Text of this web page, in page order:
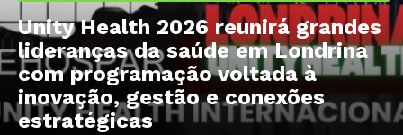
Unity Health 2026 reunirá grandes
lideranças da saúde em Londrina
com programação voltada à
inovação, gestão e conexões
estratégicas